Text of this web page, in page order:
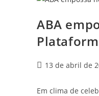
ABA
13 de abril de
Em clima de